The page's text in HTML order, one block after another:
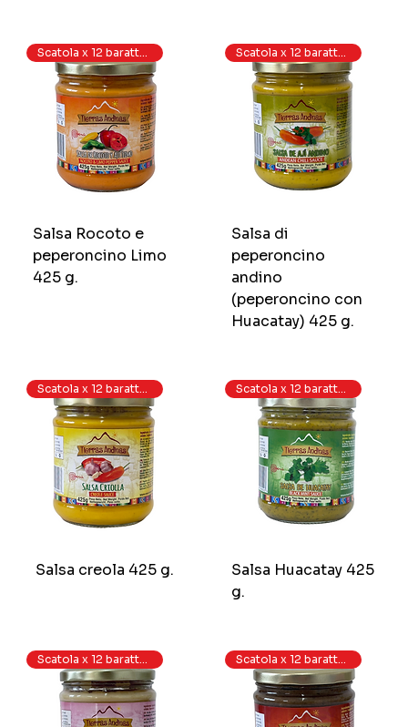
Scatola x 12 barattoli
Salsa Rocoto e
peperoncino Limo
425 g.
Scatola x 12 barattoli
Salsa di
peperoncino
andino
(peperoncino con
Huacatay) 425 g.
Scatola x 12 barattoli
Salsa creola 425 g.
Scatola x 12 barattoli
Salsa Huacatay 425
g.
Scatola x 12 barattoli Scatola x 12 barattoli